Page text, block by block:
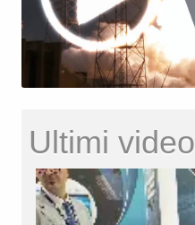
Ultimi video